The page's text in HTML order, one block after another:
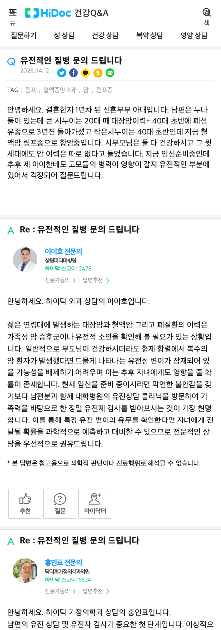
건강Q&A
질문하기 성 상담 건강 상담 복약 상담 영양 상담
메
뉴
검
색
유전적인 질병 문의 드립니다
2026.04.12
TAG : 림프 , 혈액종양내과 , 암 , 림프종
안녕하세요. 결혼한지 1년차 된 신혼부부 아내입니다. 남편은 누나
둘이 있는데 큰 시누이는 20대 때 대장암이력+ 40대 초반에 폐섬
유종으로 3년젼 돌아가셨고 작은시누이는 40대 초반인데 지금 혈
액암 림프종으로 항암중입니다. 시부모님은 둘 다 건강하시고 그 윗
세대에도 암 이력은 따로 없다고 들었습니다. 지금 임신준비중인데
추후 제 아이한테도 고모들의 병력이 영향이 갈지 유전적인 부분에
있어서 걱정되어 질문드립니다.
Re : 유전적인 질병 문의 드립니다
이이호 전문의
창원파티마병원
하이닥 스코어: 2478
전문가동의 0 답변추천 0
안녕하세요. 하이닥 외과 상담의 이이호입니다.
젊은 연령대에 발생하는 대장암과 혈액암 그리고 폐질환의 이력은
가족성 암 증후군이나 유전적 소인을 확인해 볼 필요가 있는 상황입
니다. 일반적으로 부모님이 건강하시더라도 형제 항렬에서 복수의
암 환자가 발생했다면 드물게 나타나는 유전성 변이가 잠재되어 있
을 가능성을 배제하기 어려우며 이는 추후 자녀에게도 영향을 줄 확
률이 존재합니다. 현재 임신을 준비 중이시라면 막연한 불안감을 갖
기보다 남편분과 함께 대학병원의 유전상담 클리닉을 방문하여 가
족력을 바탕으로 한 정밀 유전체 검사를 받아보시는 것이 가장 현명
합니다. 이를 통해 특정 유전 변이의 유무를 확인한다면 자녀에게 전
달될 확률을 과학적으로 예측하고 대비할 수 있으므로 전문적인 상
담을 우선적으로 권유드립니다.
* 본 답변은 참고용으로 의학적 판단이나 진료행위로 해석될 수 없습니다.
추천 질문 마이닥터
Re : 유전적인 질병 문의 드립니다
홍인표 전문의
닥터홍가정의학과의원
하이닥 스코어: 5524
전문가동의 0 답변추천 0
안녕하세요. 하이닥 가정의학과 상담의 홍인표입니다.
남편의 유전 상담 및 유전자 검사가 중요한 첫 단계입니다. 이상적으